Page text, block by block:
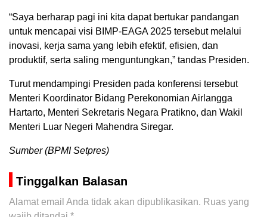
“Saya berharap pagi ini kita dapat bertukar pandangan
untuk mencapai visi BIMP-EAGA 2025 tersebut melalui
inovasi, kerja sama yang lebih efektif, efisien, dan
produktif, serta saling menguntungkan,” tandas Presiden.
Turut mendampingi Presiden pada konferensi tersebut
Menteri Koordinator Bidang Perekonomian Airlangga
Hartarto, Menteri Sekretaris Negara Pratikno, dan Wakil
Menteri Luar Negeri Mahendra Siregar.
Sumber (BPMI Setpres)
Tinggalkan Balasan
Alamat email Anda tidak akan dipublikasikan. Ruas yang